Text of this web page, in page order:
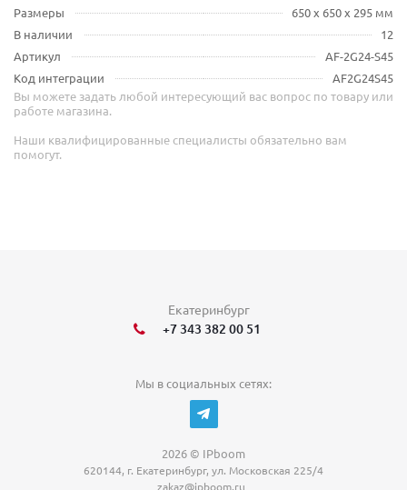
Размеры
650 x 650 x 295 мм
В наличии
12
Артикул
AF-2G24-S45
Код интеграции
AF2G24S45
Вы можете задать любой интересующий вас вопрос по товару или
работе магазина.
Наши квалифицированные специалисты обязательно вам
помогут.
Екатеринбург
+7 343 382 00 51
Мы в социальных сетях:
2026 © IPboom
620144, г. Екатеринбург, ул. Московская 225/4
zakaz@ipboom.ru